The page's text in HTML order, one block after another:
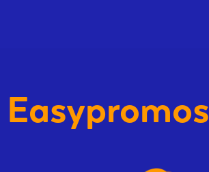
Easypromos